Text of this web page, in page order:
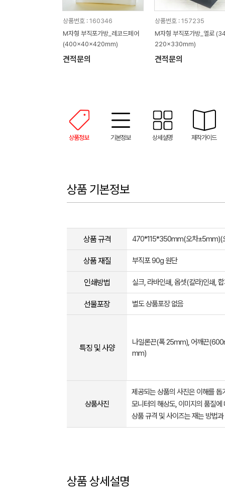
상품번호 : 160346
M자형 부직포가방_레코드페어
(400x40x420mm)
견적문의
상품번호 : 157235
M자형 부직포가방_옐로
220x330mm)
견적문의
상품정보 기본정보 상세설명 제작가이드
상품 기본정보
상품 규격 470*115*350mm(오차±5mm​)​(
상품 재질 부직포 90g 원단
인쇄방법 실크, 라바인쇄, 옵셋(칼라)인쇄,
선물포장 별도 상품포장 없음
특징 및 사양
나일론끈(폭 25mm), 어깨끈
mm)
상품사진
제공되는 상품의 사진은 이해를
모니터의 해상도, 이미지의 품질
상품 규격 및 사이즈는 재는 방법
상품 상세설명